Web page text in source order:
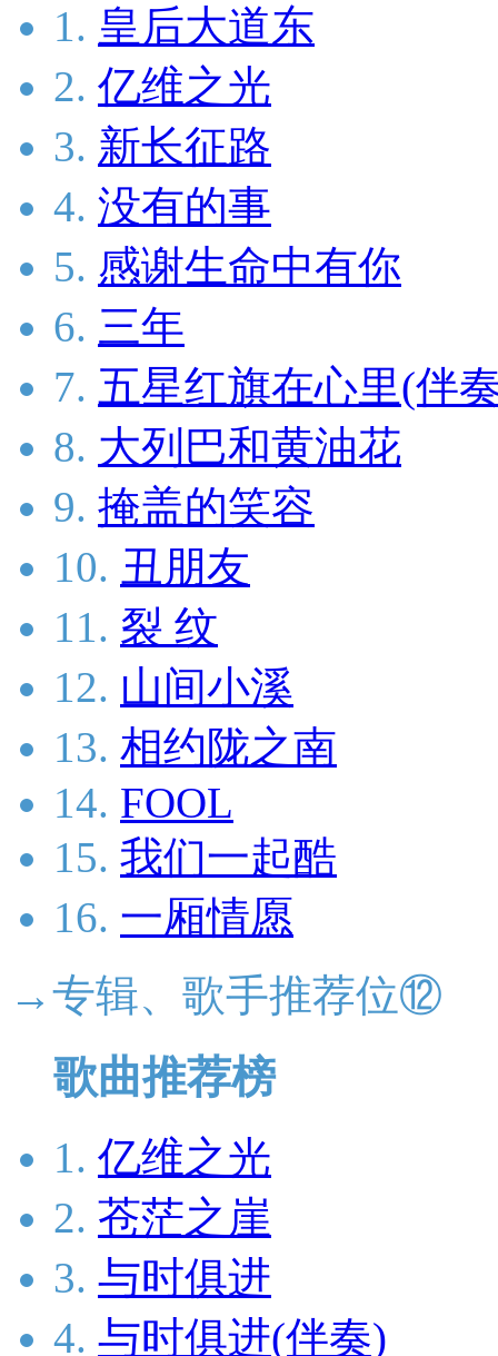
1. 皇后大道东
2. 亿维之光
3. 新长征路
4. 没有的事
5. 感谢生命中有你
6. 三年
7. 五星红旗在心里(伴
8. 大列巴和黄油花
9. 掩盖的笑容
10. 丑朋友
11. 裂 纹
12. 山间小溪
13. 相约陇之南
14. FOOL
15. 我们一起酷
16. 一厢情愿
→专辑、歌手推荐位⑫
歌曲推荐榜
1. 亿维之光
2. 苍茫之崖
3. 与时俱进
4. 与时俱进(伴奏)